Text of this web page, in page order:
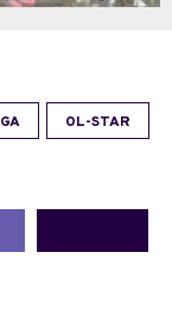
OL-STAR